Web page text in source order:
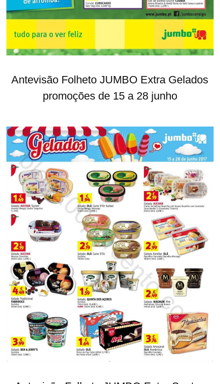
Antevisão Folheto JUMBO Extra Gelados
promoções de 15 a 28 junho